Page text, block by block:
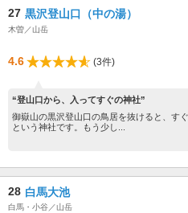
27 黒沢登山口（中の湯）
木曽／山岳
4.6 (3件)
“登山口から、入ってすぐの神社”
御嶽山の黒沢登山口の鳥居を抜けると、す
という神社です。もう少し...
28 白馬大池
白馬・小谷／山岳